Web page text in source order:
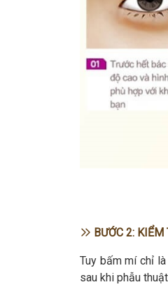
BƯỚC 2: KIỂM
Tuy bấm mí chỉ
sau khi phẫu